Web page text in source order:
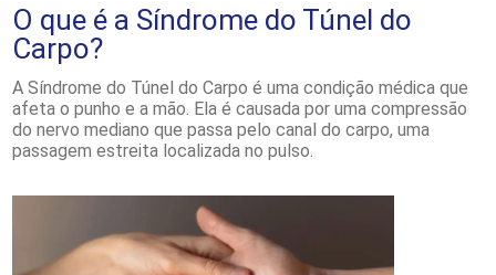
O que é a Síndrome do Túnel do
Carpo?
A Síndrome do Túnel do Carpo é uma condição médica que
afeta o punho e a mão. Ela é causada por uma compressão
do nervo mediano que passa pelo canal do carpo, uma
passagem estreita localizada no pulso.